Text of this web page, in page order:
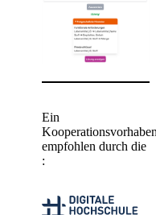
Ein
empfohlen durch die​​
:​